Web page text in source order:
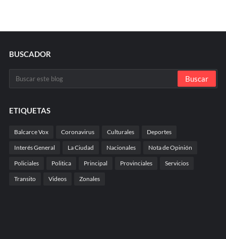
BUSCADOR
ETIQUETAS
Balcarce Vox Coronavirus Culturales Deportes
Interés General La Ciudad Nacionales Nota de Opinión
Policiales Politica Principal Provinciales Servicios
Transito Videos Zonales